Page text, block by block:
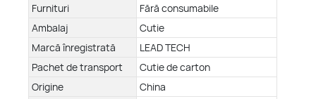
Furnituri
Fără consumabile
Ambalaj
Cutie
Marcă înregistrată
LEAD TECH
Pachet de transport
Cutie de carton
Origine
China